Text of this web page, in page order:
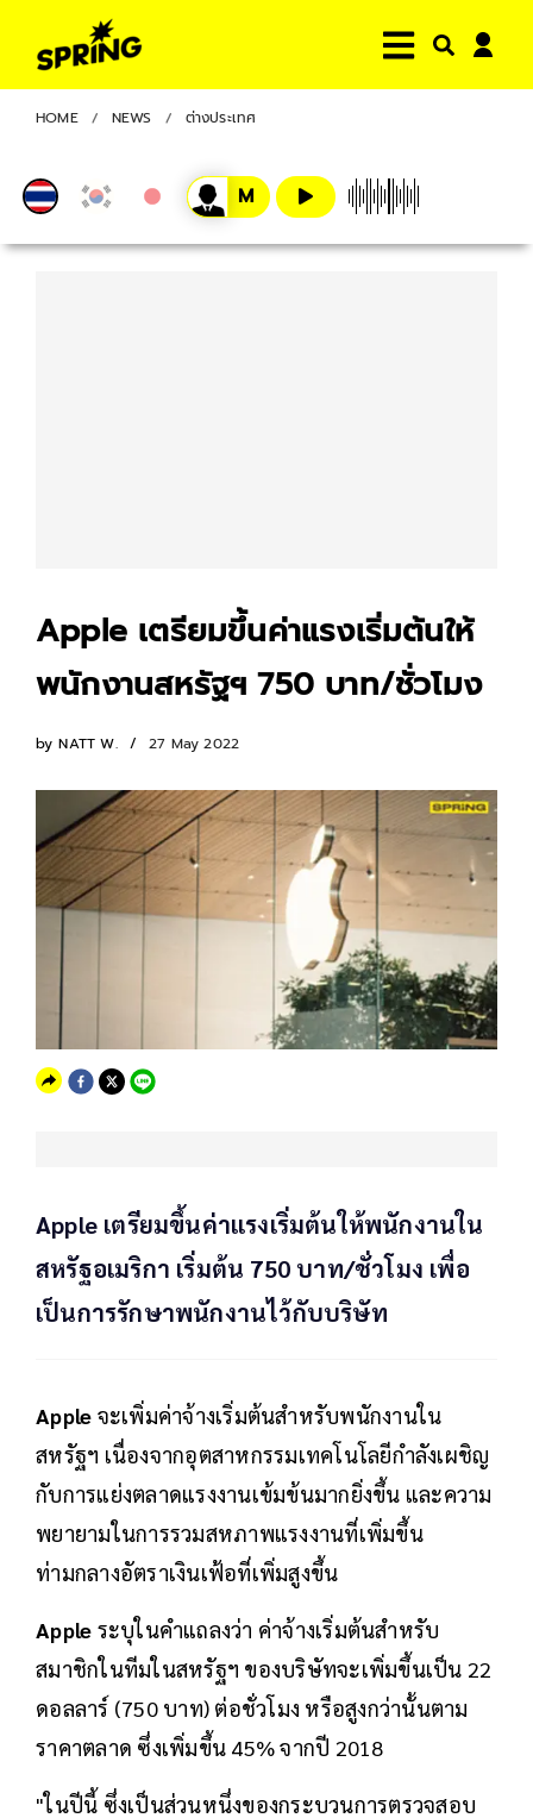
HOME NEWS ต่างประเทศ
Apple เตรียมขึ้นค่าแรงเริ่มต้นให้
พนักงานสหรัฐฯ 750 บาท/ชั่วโมง
by NATT W. 27 May 2022
Apple เตรียมขึ้นค่าแรงเริ่มต้นให้พนักงานใน
สหรัฐอเมริกา เริ่มต้น 750 บาท/ชั่วโมง เพื่อ
เป็นการรักษาพนักงานไว้กับบริษัท
Apple จะเพิ่มค่าจ้างเริ่มต้นสำหรับพนักงานใน
สหรัฐฯ เนื่องจากอุตสาหกรรมเทคโนโลยีกำลังเผชิญ
กับการแย่งตลาดแรงงานเข้มข้นมากยิ่งขึ้น และความ
พยายามในการรวมสหภาพแรงงานที่เพิ่มขึ้น
ท่ามกลางอัตราเงินเฟ้อที่เพิ่มสูงขึ้น
Apple ระบุในคำแถลงว่า ค่าจ้างเริ่มต้นสำหรับ
สมาชิกในทีมในสหรัฐฯ ของบริษัทจะเพิ่มขึ้นเป็น 22
ดอลลาร์ (750 บาท) ต่อชั่วโมง หรือสูงกว่านั้นตาม
ราคาตลาด ซึ่งเพิ่มขึ้น 45% จากปี 2018
"ในปีนี้ ซึ่งเป็นส่วนหนึ่งของกระบวนการตรวจสอบ